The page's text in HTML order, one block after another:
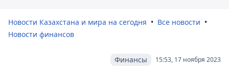
Новости Казахстана и мира на сегодня
Все новости
Новости финансов
15:53, 17 ноября 2023
Финансы